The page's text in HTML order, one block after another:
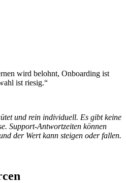
wird belohnt, Onboarding ist
ist riesig.“
und rein individuell. Es gibt keine
Support-Antwortzeiten können
der Wert kann steigen oder fallen.